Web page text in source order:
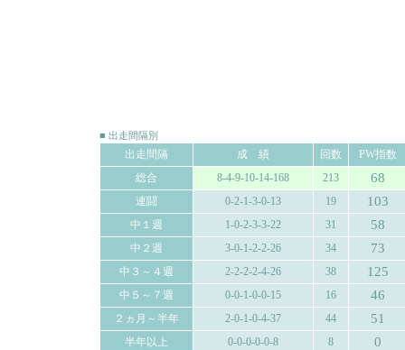
■ 出走間隔別
出走間隔 成 績 回数
PW指数
総合
8-4-9-10-14-168 213 68
連闘 0-2-1-3-0-13 19 103
中１週 1-0-2-3-3-22 31 58
中２週 3-0-1-2-2-26 34 73
中３～４週 2-2-2-2-4-26 38 125
中５～７週 0-0-1-0-0-15 16 46
２ヵ月～半年 2-0-1-0-4-37 44 51
半年以上 0-0-0-0-0-8 8 0